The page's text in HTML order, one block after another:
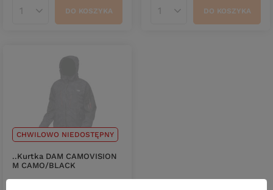
Ilość produktówDO KOSZYKA Ilość produktówDO KOSZYKA
CHWILOWO NIEDOSTĘPNY
..Kurtka DAM CAMOVISION
M CAMO/BLACK